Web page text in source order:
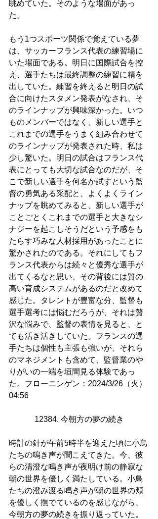
眺めていた。そのような場面があっ
た。
もう1つスポーツ関係で覚えている夢
は、サッカーフランス代表の練習場に
いた場面である。明日に国際試合を控
え、選手たちは最終調整の練習に精を
出していた。練習を終えると明日の試
合に向けたスタメン発表がなされ、そ
のラインナップが興味深かった。いつ
ものメンバーではなく、新しい選手と
これまでの選手をうまく組み合わせて
のラインナップが発表された時、私は
少し驚いた。明日の試合はフランス代
表にとっても大切な試合なのだが、そ
こで新しい選手を何名か試すという監
督の勇気ある采配と、よくよくライン
ナップを眺めてみると、新しい選手が
ことごとくこれまでの選手と大きなシ
ナジーを起こしそうだという予感をも
たらす巧みな人材採用があったことに
驚かされたのである。それにしてもフ
ランス代表からは続々と優秀な選手が
出てくるなと思い、その背後には質の
高い育成システムがあるのだと改めて
感じた。タレントが豊富な分、監督も
選手選考には悩むだろうが、それは贅
沢な悩みで、監督の表情を見ると、と
ても活き活きしていた。フランスの選
手たちは個性も主張も強いが、それら
のマネジメントも含めて、監督業のや
りがいの一端を垣間見る体験であっ
た。フローニンゲン：2024/3/26（火）
04:56
12384. 今朝方の夢の続き
時計の針が午前5時半を迎えた頃に小鳥
たちの鳴き声が聞こえてきた。今、彼
らの清澄な鳴き声が夜明け前の静寂な
朝の世界を優しく満たしている。小鳥
たちの澄み渡る鳴き声が朝の世界の頬
を優しく撫でているのを感じながら、
今朝方の夢の続きを振り返っていた。